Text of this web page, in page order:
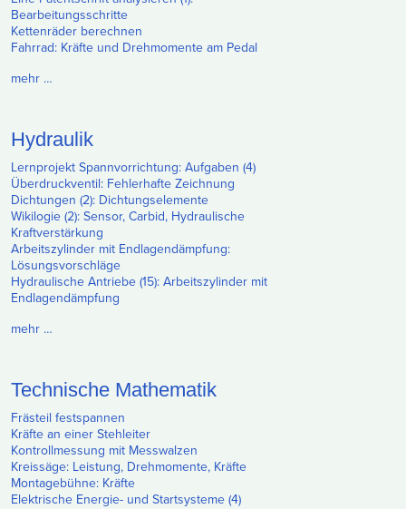
Bearbeitungsschritte
Kettenräder berechnen
Fahrrad: Kräfte und Drehmomente am Pedal
mehr …
Hydraulik
Lernprojekt Spannvorrichtung: Aufgaben (4)
Überdruckventil: Fehlerhafte Zeichnung
Dichtungen (2): Dichtungselemente
Wikilogie (2): Sensor, Carbid, Hydraulische
Kraftverstärkung
Arbeitszylinder mit Endlagendämpfung:
Lösungsvorschläge
Hydraulische Antriebe (15): Arbeitszylinder mit
Endlagendämpfung
mehr …
Technische Mathematik
Frästeil festspannen
Kräfte an einer Stehleiter
Kontrollmessung mit Messwalzen
Kreissäge: Leistung, Drehmomente, Kräfte
Montagebühne: Kräfte
Elektrische Energie- und Startsysteme (4)